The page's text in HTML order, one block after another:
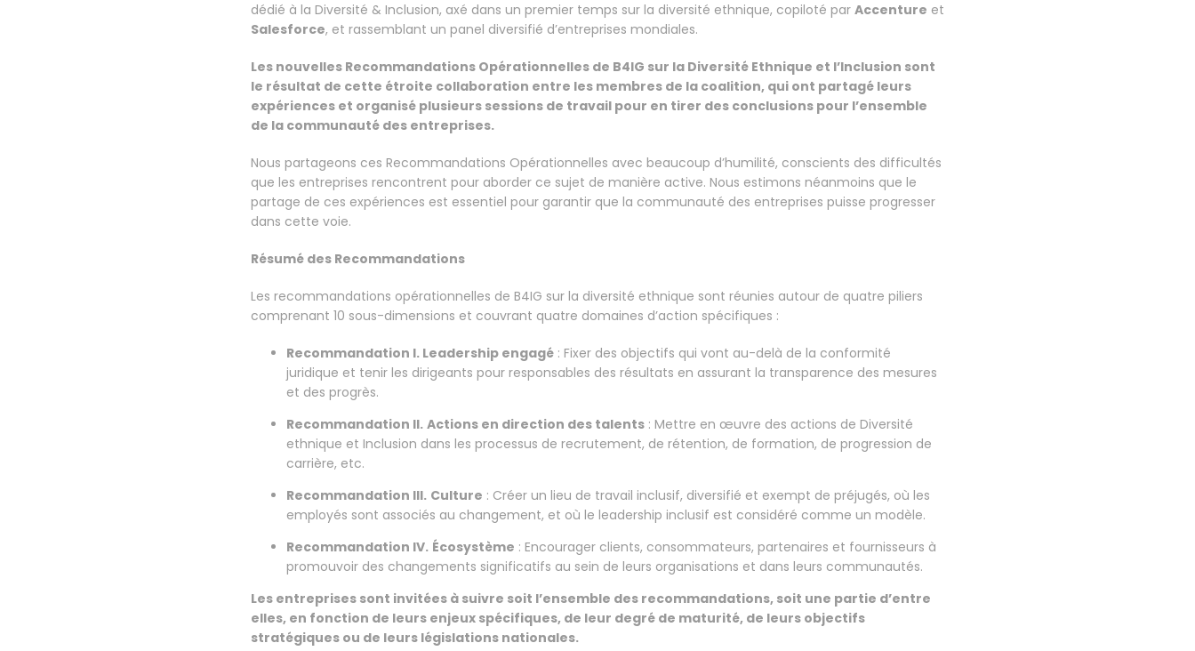
dédié à la Diversité & Inclusion, axé dans un premier temps sur la diversité ethnique, copiloté par Accenture et
Salesforce, et rassemblant un panel diversifié d’entreprises mondiales.
Les nouvelles Recommandations Opérationnelles de B4IG sur la Diversité Ethnique et l’Inclusion sont
le résultat de cette étroite collaboration entre les membres de la coalition, qui ont partagé leurs
expériences et organisé plusieurs sessions de travail pour en tirer des conclusions pour l’ensemble
de la communauté des entreprises.
Nous partageons ces Recommandations Opérationnelles avec beaucoup d’humilité, conscients des difficultés
que les entreprises rencontrent pour aborder ce sujet de manière active. Nous estimons néanmoins que le
partage de ces expériences est essentiel pour garantir que la communauté des entreprises puisse progresser
dans cette voie.
Résumé des Recommandations
Les recommandations opérationnelles de B4IG sur la diversité ethnique sont réunies autour de quatre piliers
comprenant 10 sous-dimensions et couvrant quatre domaines d’action spécifiques :
Recommandation I. Leadership engagé : Fixer des objectifs qui vont au-delà de la conformité
juridique et tenir les dirigeants pour responsables des résultats en assurant la transparence des mesures
et des progrès.
Recommandation II. Actions en direction des talents : Mettre en œuvre des actions de Diversité
ethnique et Inclusion dans les processus de recrutement, de rétention, de formation, de progression de
carrière, etc.
Recommandation III. Culture : Créer un lieu de travail inclusif, diversifié et exempt de préjugés, où les
employés sont associés au changement, et où le leadership inclusif est considéré comme un modèle.
Recommandation IV. Écosystème : Encourager clients, consommateurs, partenaires et fournisseurs à
promouvoir des changements significatifs au sein de leurs organisations et dans leurs communautés.
Les entreprises sont invitées à suivre soit l’ensemble des recommandations, soit une partie d’entre
elles, en fonction de leurs enjeux spécifiques, de leur degré de maturité, de leurs objectifs
stratégiques ou de leurs législations nationales.